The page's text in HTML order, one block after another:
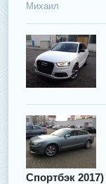
Михаил
Спортбэк 2017)